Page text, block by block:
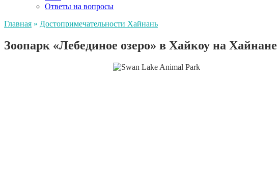
Ответы на вопросы
Главная » Достопримечательности Хайнань
Зоопарк «Лебединое озеро» в Хайкоу на Хайнане